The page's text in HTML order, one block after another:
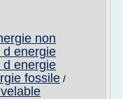
non
d energie
d energie
fossile /